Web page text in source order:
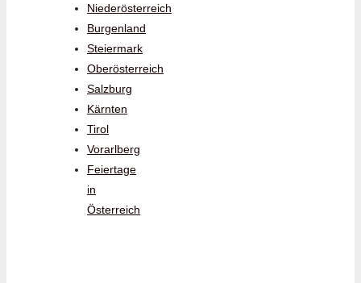
Niederösterreich
Burgenland
Steiermark
Oberösterreich
Salzburg
Kärnten
Tirol
Vorarlberg
Feiertage
in
Österreich